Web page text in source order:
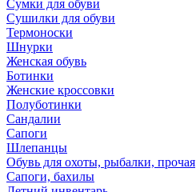
Сумки для обуви
Сушилки для обуви
Термоноски
Шнурки
Женская обувь
Ботинки
Женские кроссовки
Полуботинки
Сандалии
Сапоги
Шлепанцы
Обувь для охоты, рыбалки, прочая
Сапоги, бахилы